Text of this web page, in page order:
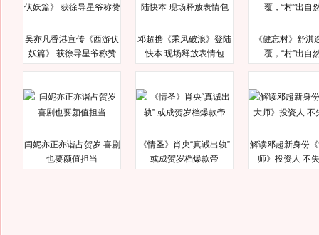
吴亦凡香港宣传《西游伏
妖篇》 获徐导星爷称赞
邓超携《乘风破浪》登陆
快本 现场释放表情包
《健忘村》舒淇
覆，“村”出自
闫妮亦正亦谐占贺岁 喜剧
也要颜值担当
《情圣》肖央“真诚出轨”
或成贺岁档爆款帝
解读邓超新身份
师》投资人 不